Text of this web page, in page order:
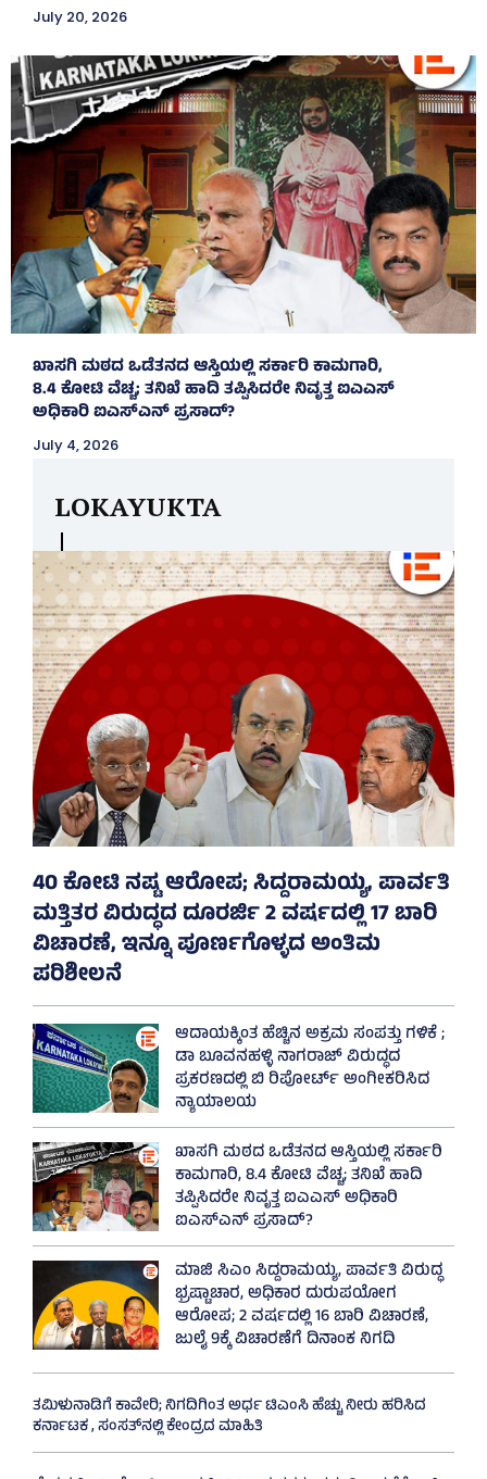
July 20, 2026
ಖಾಸಗಿ ಮಠದ ಒಡೆತನದ ಆಸ್ತಿಯಲ್ಲಿ ಸರ್ಕಾರಿ ಕಾಮಗಾರಿ,
8.4 ಕೋಟಿ ವೆಚ್ಚ; ತನಿಖೆ ಹಾದಿ ತಪ್ಪಿಸಿದರೇ ನಿವೃತ್ತ ಐಎಎಸ್
ಅಧಿಕಾರಿ ಐಎಸ್‌ಎನ್ ಪ್ರಸಾದ್‌?
July 4, 2026
LOKAYUKTA
40 ಕೋಟಿ ನಷ್ಟ ಆರೋಪ; ಸಿದ್ದರಾಮಯ್ಯ, ಪಾರ್ವತಿ
ಮತ್ತಿತರ ವಿರುದ್ಧದ ದೂರರ್ಜಿ 2 ವರ್ಷದಲ್ಲಿ 17 ಬಾರಿ
ವಿಚಾರಣೆ, ಇನ್ನೂ ಪೂರ್ಣಗೊಳ್ಳದ ಅಂತಿಮ
ಪರಿಶೀಲನೆ
ಆದಾಯಕ್ಕಿಂತ ಹೆಚ್ಚಿನ ಅಕ್ರಮ ಸಂಪತ್ತು ಗಳಿಕೆ ;
ಡಾ ಬೂವನಹಳ್ಳಿ ನಾಗರಾಜ್ ವಿರುದ್ಧದ
ಪ್ರಕರಣದಲ್ಲಿ ಬಿ ರಿಪೋರ್ಟ್‌ ಅಂಗೀಕರಿಸಿದ
ನ್ಯಾಯಾಲಯ
ಖಾಸಗಿ ಮಠದ ಒಡೆತನದ ಆಸ್ತಿಯಲ್ಲಿ ಸರ್ಕಾರಿ
ಕಾಮಗಾರಿ, 8.4 ಕೋಟಿ ವೆಚ್ಚ; ತನಿಖೆ ಹಾದಿ
ತಪ್ಪಿಸಿದರೇ ನಿವೃತ್ತ ಐಎಎಸ್ ಅಧಿಕಾರಿ
ಐಎಸ್‌ಎನ್ ಪ್ರಸಾದ್‌?
ಮಾಜಿ ಸಿಎಂ ಸಿದ್ದರಾಮಯ್ಯ, ಪಾರ್ವತಿ ವಿರುದ್ಧ
ಭ್ರಷ್ಟಾಚಾರ, ಅಧಿಕಾರ ದುರುಪಯೋಗ
ಆರೋಪ; 2 ವರ್ಷದಲ್ಲಿ 16 ಬಾರಿ ವಿಚಾರಣೆ,
ಜುಲೈ 9ಕ್ಕೆ ವಿಚಾರಣೆಗೆ ದಿನಾಂಕ ನಿಗದಿ
ತಮಿಳುನಾಡಿಗೆ ಕಾವೇರಿ; ನಿಗದಿಗಿಂತ ಅರ್ಧ ಟಿಎಂಸಿ ಹೆಚ್ಚು ನೀರು ಹರಿಸಿದ
ಕರ್ನಾಟಕ , ಸಂಸತ್‌ನಲ್ಲಿ ಕೇಂದ್ರದ ಮಾಹಿತಿ